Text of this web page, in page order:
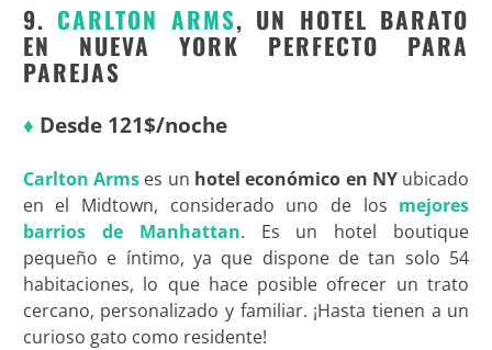
9. CARLTON ARMS, UN HOTEL BARATO
EN NUEVA YORK PERFECTO PARA
PAREJAS
♦ Desde 121$/noche
Carlton Arms es un hotel económico en NYubicado
en el Midtown, considerado uno de los mejores
barrios de Manhattan. Es un hotel boutique
pequeño e íntimo, ya que dispone de tan solo 54
habitaciones, lo que hace posible ofrecer un trato
cercano, personalizado y familiar. ¡Hasta tienen a un
curioso gato como residente!